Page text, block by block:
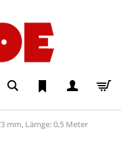
mm, Lämge: 0,5 Meter